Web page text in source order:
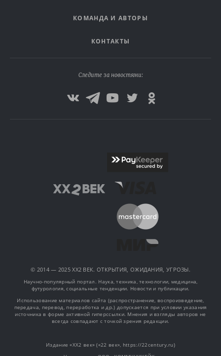
КОМАНДА И АВТОРЫ
КОНТАКТЫ
Следите за новостями:
© 2014 — 2025 XX2 ВЕК. ОТКРЫТИЯ, ОЖИДАНИЯ, УГРОЗЫ.
Научно-популярный портал. Наука, техника, технологии, медицина,
футурология, социальные тенденции. Новости и публикации.
Использование материалов сайта (распространение, воспроизведение,
передача, перевод, переработка и др.) допускается при условии указания
источника в форме активной гиперссылки. Мнения и взгляды авторов не
всегда совпадают с точкой зрения редакции.
Издание «XX2 век» («22 век», https://22century.ru)